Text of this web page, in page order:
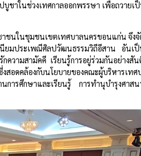
ชาในช่วงเทศกาลออกพรรษา เพื่อถวาย
นในชุมชนเขตเทศบาลนครขอนแก่น จึง
ประเพณีศิลปวัฒนธรรมวิถีอีสาน อันเป็
ความสามัคคี เรียนรู้การอยู่ร่วมกันอย่างสั
อดคล้องกับนโยบายของคณะผู้บริหารเทศ
การศึกษาและเรียนรู้ การทำนุบำรุงศาส